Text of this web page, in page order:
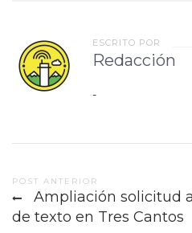
ESCRITO POR
Redacción
-
Post
navigation
POST ANTERIOR
Ampliación solicitud
de texto en Tres Cantos